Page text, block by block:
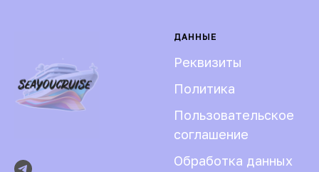
ДАННЫЕ
Реквизиты
Политика
Пользовательское
соглашение
Обработка данных